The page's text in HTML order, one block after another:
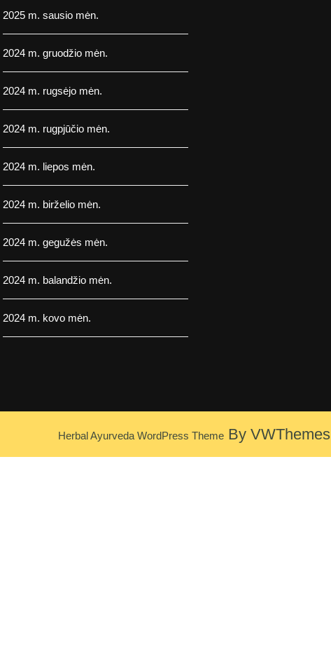
2025 m. sausio mėn.
2024 m. gruodžio mėn.
2024 m. rugsėjo mėn.
2024 m. rugpjūčio mėn.
2024 m. liepos mėn.
2024 m. birželio mėn.
2024 m. gegužės mėn.
2024 m. balandžio mėn.
2024 m. kovo mėn.
Herbal Ayurveda WordPress ThemeBy VWThemes